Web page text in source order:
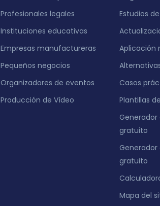
Profesionales legales
Instituciones educativas
Empresas manufactureras
Pequeños negocios
Organizadores de eventos
Producción de Vídeo
Estudios
Aplicación
Casos
Plantillas
gratuito
gratuito
Mapa del